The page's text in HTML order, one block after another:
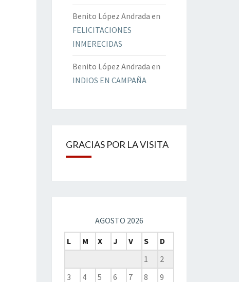
Benito López Andrada en
FELICITACIONES
INMERECIDAS
Benito López Andrada en
INDIOS EN CAMPAÑA
GRACIAS POR LA VISITA
AGOSTO 2026
L
M X J V S
D
1
2
3
4 5 6 7 8
9